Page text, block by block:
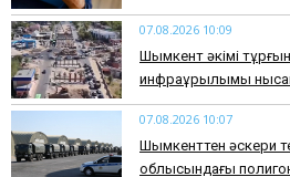
07.08.2026 10:09
Шымкент әкімі
инфрақұрылымы
07.08.2026 10:07
​Шымкенттен әскери
облысындағы